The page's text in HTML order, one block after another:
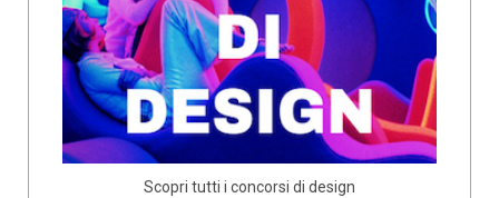
Scopri tutti i concorsi di design